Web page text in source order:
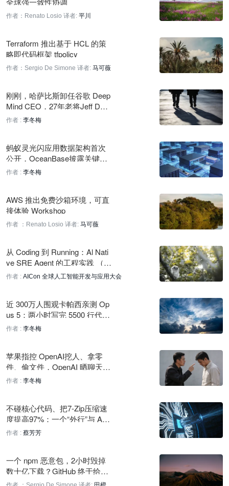
2 小时前
PyTorch基金会执行总监将任PyTorchCon北美大会主题演讲嘉宾
Yann LeCun加入AI投资公司224 Ventures任顾问
刚刚
10 分钟前
Relativity Space第二级火箭在NASA斯坦尼斯航天中心启动测试
DeepSeek 警告：API 整体定价近期将大幅上调
10 分钟前
31 分钟前
机器人开发平台Blacknode新增物理仿真与3D渲染，实时同步数
31 分钟前
AI进步瓶颈在验证器而非算力，Yann LeCun转发观点
a16z访谈：开放权重模型对生态系统至关重要
1 小时前
OpenAI 最早下周发布 Astra，系 GPT-4.5 后首个重大新预训练
1 小时前
OpenAI 团队 Black Hat 演讲谈与 Hugging Face 事件时间线
作者：Renato Losio 译者: 平川
Terraform 推出基于 HCL 的策
略即代码框架 tfpolicy
作者：Sergio De Simone 译者: 马可薇
刚刚，哈萨比斯卸任谷歌 Deep
Mind CEO，27年老将Jeff Dea
n离职创业
作者 : 李冬梅
蚂蚁灵光闪应用数据架构首次
公开，OceanBase披露关键实
践
作者 : 李冬梅
AWS 推出免费沙箱环境，可直
接体验 Workshop
作者 ：Renato Losio 译者: 马可薇
从 Coding 到 Running：Al Nati
ve SRE Agent 的工程实践 （Cl
oudQ ）｜AICon深圳
作者 : AICon 全球人工智能开发与应用大会
近 300万人围观卡帕西亲测 Op
us 5：两小时写完 5500 行代
码， 却连自己写的游戏都玩不
作者 : 李冬梅
苹果指控 OpenAI挖人、拿零
件、偷文件，OpenAI 晒聊天记
录全面反击！马斯克：别信 Op
作者 : 李冬梅
不碰核心代码、把7-Zip压缩速
度提高97%：一个“外行”与 AI
的极致优化实验
作者 : 蔡芳芳
一个 npm 恶意包，2小时毁掉
数十亿下载？GitHub 终于给自
动升级按下暂停键